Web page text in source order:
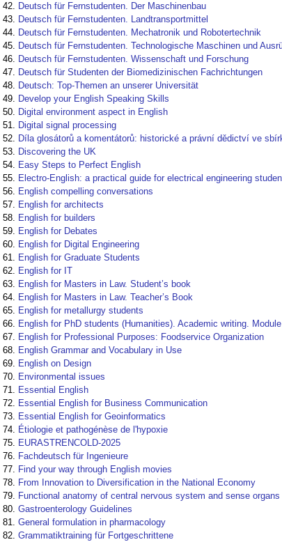
Deutsch für Fernstudenten. Der Maschinenbau
Deutsch für Fernstudenten. Landtransportmittel
Deutsch für Fernstudenten. Mechatronik und Robotertechnik
Deutsch für Fernstudenten. Technologische Maschinen und
Deutsch für Fernstudenten. Wissenschaft und Forschung
Deutsch für Studenten der Biomedizinischen Fachrichtungen
Deutsch: Top-Themen an unserer Universität
Develop your English Speaking Skills
Digital environment aspect in English
Digital signal processing
Díla glosátorů a komentátorů: historické a právní dědictví ve
Discovering the UK
Easy Steps to Perfect English
Electro-English: a practical guide for electrical engineering
English compelling conversations
English for architects
English for builders
English for Debates
English for Digital Engineering
English for Graduate Students
English for IT
English for Masters in Law. Student’s book
English for Masters in Law. Teacher’s Book
English for metallurgy students
English for PhD students (Humanities). Academic writing.
English for Professional Purposes: Foodservice Organization
English Grammar and Vocabulary in Use
English on Design
Environmental issues
Essential English
Essential English for Business Communication
Essential English for Geoinformatics
Étiologie et pathogénèse de l'hypoxie
EURASTRENCOLD-2025
Fachdeutsch für Ingenieure
Find your way through English movies
From Innovation to Diversification in the National Economy
Functional anatomy of central nervous system and sense organs
Gastroenterology Guidelines
General formulation in pharmacology
Grammatiktraining für Fortgeschrittene